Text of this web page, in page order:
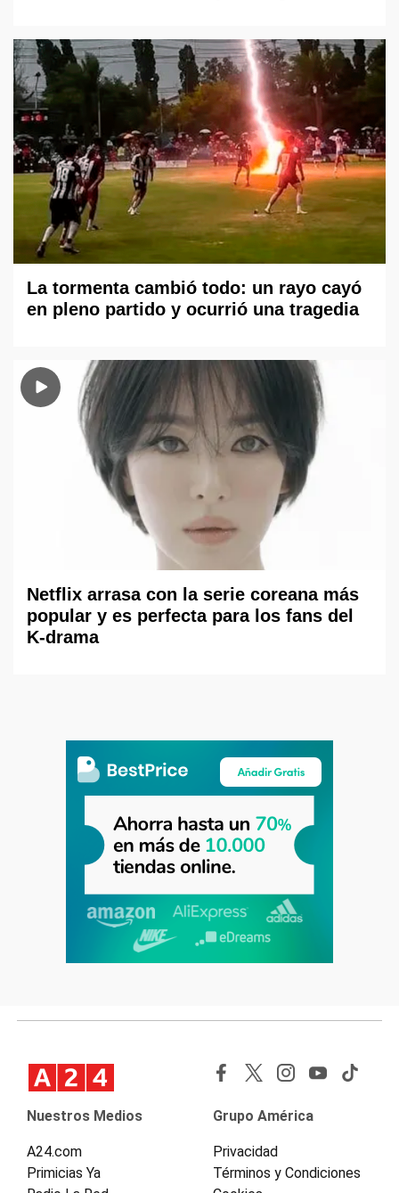
La tormenta cambió todo: un rayo cayó
en pleno partido y ocurrió una tragedia
Netflix arrasa con la serie coreana más
popular y es perfecta para los fans del
K-drama
Nuestros Medios
A24.com
Primicias Ya
Grupo América
Privacidad
Términos y Condiciones